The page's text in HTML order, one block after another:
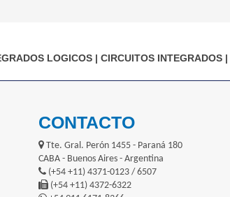
LOGICOS | CIRCUITOS INTEGRADOS |
CONTACTO
Tte. Gral. Perón 1455 - Paraná 180
CABA - Buenos Aires - Argentina
(+54 +11) 4371-0123 / 6507
(+54 +11) 4372-6322